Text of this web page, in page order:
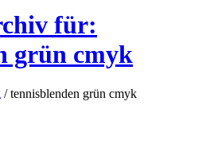
für:
grün cmyk
/ tennisblenden grün cmyk